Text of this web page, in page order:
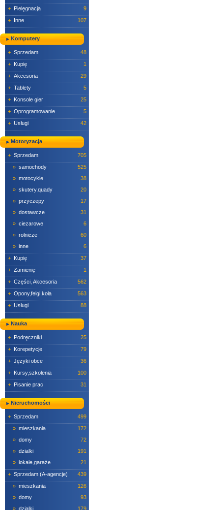
+ Pielęgnacja
9
+ Inne 107
Komputery
+ Sprzedam
48
+ Kupię
1
+ Akcesoria
29
+ Tablety
5
+ Konsole gier
25
+ Oprogramowanie
5
+ Usługi 42
Motoryzacja
+ Sprzedam
705
» samochody
525
» motocykle
38
» skutery,quady
20
» przyczepy
17
» dostawcze
31
» ciezarowe
6
» rolnicze
60
» inne
6
+ Kupię
37
+ Zamienię
1
+ Części, Akcesoria
562
+ Opony,felgi,koła
563
+ Usługi 88
Nauka
+ Podręczniki
25
+ Korepetycje
79
+ Języki obce
36
+ Kursy,szkolenia
100
+ Pisanie prac 31
Nieruchomości
+ Sprzedam
499
» mieszkania
172
» domy
72
» dzialki
191
» lokale,garaże
21
+ Sprzedam (A-agencje)
439
» mieszkania
126
» domy
93
» dzialki
179